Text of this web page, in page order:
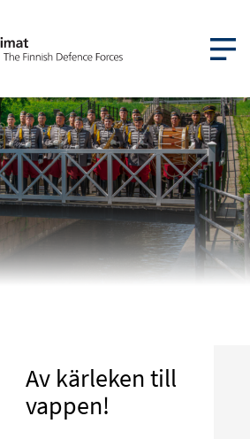
ÖPPNA
Av kärleken till
vappen!